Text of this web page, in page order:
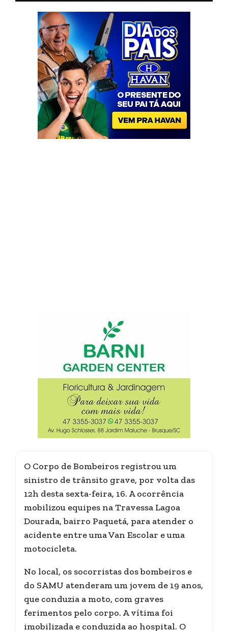
O Corpo de Bombeiros registrou um
sinistro de trânsito grave, por volta das
12h desta sexta-feira, 16. A ocorrência
mobilizou equipes na Travessa Lagoa
Dourada, bairro Paquetá, para atender o
acidente entre uma Van Escolar e uma
motocicleta.
No local, os socorristas dos bombeiros e
do SAMU atenderam um jovem de 19 anos,
que conduzia a moto, com graves
ferimentos pelo corpo. A vítima foi
imobilizada e conduzida ao hospital. O